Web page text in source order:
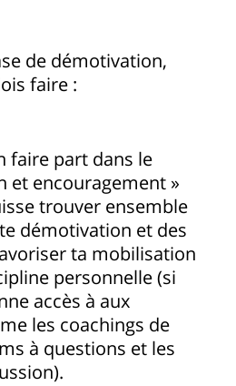
de démotivation,
faire :
faire part dans le
et encouragement »
trouver ensemble
démotivation et des
ta mobilisation
personnelle (si
accès à aux
les coachings de
à questions et les